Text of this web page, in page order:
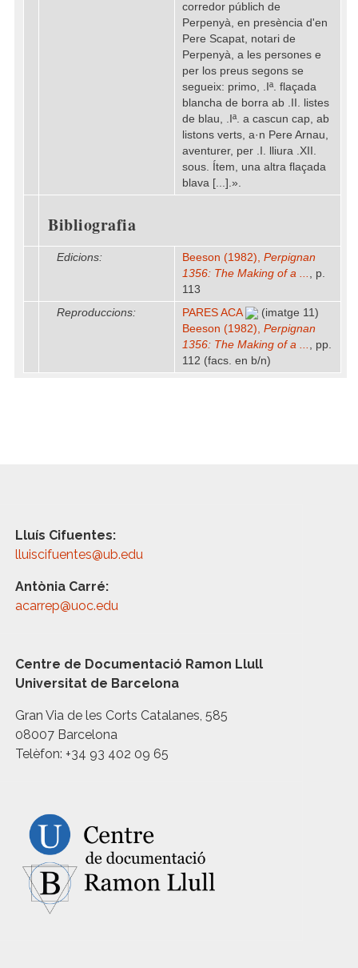
corredor públich de
Perpenyà, en presència d'en
Pere Scapat, notari de
Perpenyà, a les persones e
per los preus segons se
segueix: primo, .Iª. flaçada
blancha de borra ab .II. listes
de blau, .Iª. a cascun cap, ab
listons verts, a·n Pere Arnau,
aventurer, per .I. lliura .XII.
sous. Ítem, una altra flaçada
blava [...].».
Bibliografia
Edicions: Beeson (1982), Perpignan
1356: The Making of a ... , p.
113
Reproduccions:
PARES ACA
(imatge 11)
Beeson (1982), Perpignan
1356: The Making of a ... , pp.
112 (facs. en b/n)
Lluís Cifuentes:
lluiscifuentes@ub.edu
Antònia Carré:
acarrep@uoc.edu
Centre de Documentació Ramon Llull
Universitat de Barcelona
Gran Via de les Corts Catalanes, 585
08007 Barcelona
Telèfon: +34 93 402 09 65